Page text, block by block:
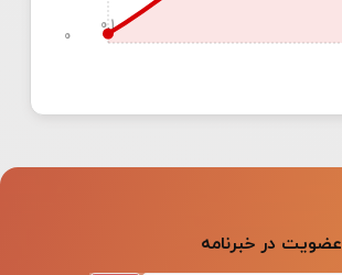
0.1
0
عضویت در خبرنامه